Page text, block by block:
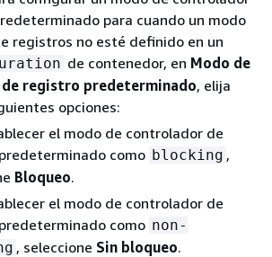
para cuando un modo
registros no esté definido en un
de contenedor, en Modo de
registro predeterminado, elija
opciones:
el modo de controlador de
como blocking ,
Bloqueo.
el modo de controlador de
como non-
, seleccione Sin bloqueo.